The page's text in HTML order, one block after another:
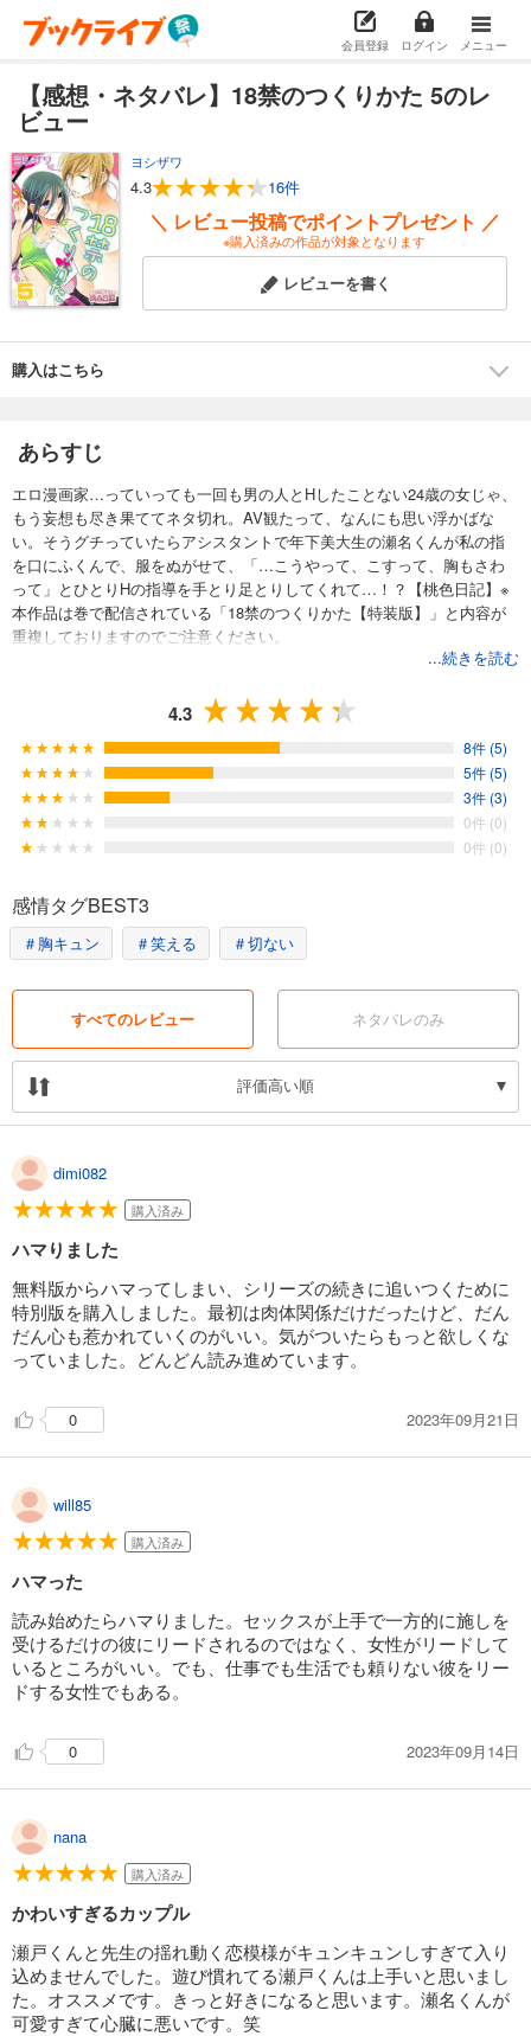
会員登録 ログイン メニュー
【感想・ネタバレ】18禁のつくりかた 5のレ
ビュー
ヨシザワ
4.3 16件
＼ レビュー投稿でポイントプレゼント ／
※購入済みの作品が対象となります
レビューを書く
購入はこちら
あらすじ
エロ漫画家…っていっても一回も男の人とHしたことない24歳の女じゃ、
もう妄想も尽き果ててネタ切れ。AV観たって、なんにも思い浮かばな
い。そうグチっていたらアシスタントで年下美大生の瀬名くんが私の指
を口にふくんで、服をぬがせて、「…こうやって、こすって、胸もさわ
って」とひとりHの指導を手とり足とりしてくれて…！？【桃色日記】※
本作品は巻で配信されている「18禁のつくりかた【特装版】」と内容が
重複しておりますのでご注意ください。
...続きを読む
4.3
8件 (5)
5件 (5)
3件 (3)
0件 (0)
0件 (0)
感情タグBEST3
＃胸キュン ＃笑える ＃切ない
すべてのレビュー ネタバレのみ
評価高い順
dimi082
購入済み
ハマりました
無料版からハマってしまい、シリーズの続きに追いつくために
特別版を購入しました。最初は肉体関係だけだったけど、だん
だん心も惹かれていくのがいい。気がついたらもっと欲しくな
っていました。どんどん読み進めています。
0 2023年09月21日
will85
購入済み
ハマった
読み始めたらハマりました。セックスが上手で一方的に施しを
受けるだけの彼にリードされるのではなく、女性がリードして
いるところがいい。でも、仕事でも生活でも頼りない彼をリー
ドする女性でもある。
0 2023年09月14日
nana
購入済み
かわいすぎるカップル
瀬戸くんと先生の揺れ動く恋模様がキュンキュンしすぎて入り
込めませんでした。遊び慣れてる瀬戸くんは上手いと思いまし
た。オススメです。きっと好きになると思います。瀬名くんが
可愛すぎて心臓に悪いです。笑